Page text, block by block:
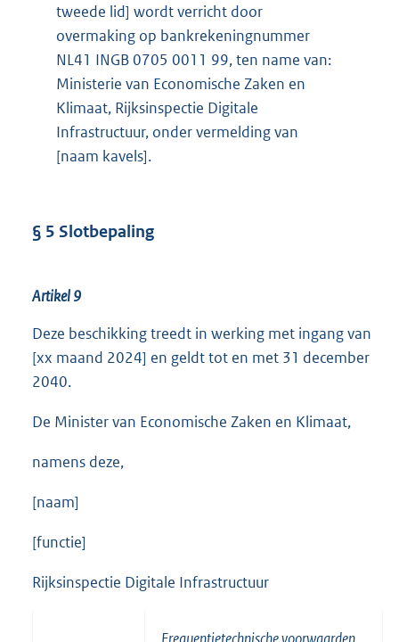
tweede lid] wordt verricht door
overmaking op bankrekeningnummer
NL41 INGB 0705 0011 99, ten name van:
Ministerie van Economische Zaken en
Klimaat, Rijksinspectie Digitale
Infrastructuur, onder vermelding van
[naam kavels].
§ 5 Slotbepaling
Artikel 9
Deze beschikking treedt in werking met ingang van
[xx maand 2024] en geldt tot en met 31 december
2040.
De Minister van Economische Zaken en Klimaat,
namens deze,
[naam]
[functie]
Rijksinspectie Digitale Infrastructuur